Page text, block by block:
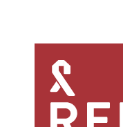
por
discapacidad